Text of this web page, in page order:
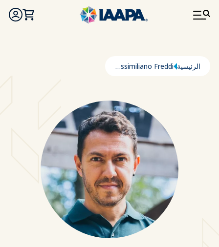
تجاوز إلى المحتوى الرئيسي
مسار التنقل
الرئيسية Massimiliano Freddi